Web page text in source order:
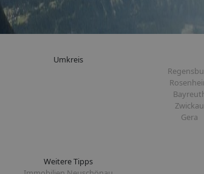
Umkreis
Zwickau
Gera
Weitere Tipps